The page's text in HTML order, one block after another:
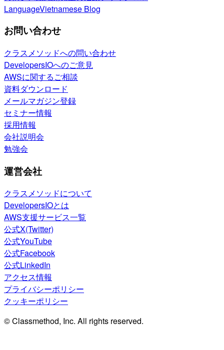
LanguageVietnamese Blog
お問い合わせ
クラスメソッドへの問い合わせ
DevelopersIOへのご意見
AWSに関するご相談
資料ダウンロード
メールマガジン登録
セミナー情報
採用情報
会社説明会
勉強会
運営会社
クラスメソッドについて
DevelopersIOとは
AWS支援サービス一覧
公式X(Twitter)
公式YouTube
公式Facebook
公式LinkedIn
アクセス情報
プライバシーポリシー
クッキーポリシー
© Classmethod, Inc. All rights reserved.